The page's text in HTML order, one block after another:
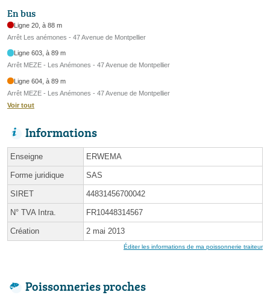
En bus
Ligne 20, à 88 m
Arrêt Les anémones - 47 Avenue de Montpellier
Ligne 603, à 89 m
Arrêt MEZE - Les Anémones - 47 Avenue de Montpellier
Ligne 604, à 89 m
Arrêt MEZE - Les Anémones - 47 Avenue de Montpellier
Voir tout
Informations
Enseigne ERWEMA
Forme juridique SAS
SIRET 44831456700042
N° TVA Intra. FR10448314567
Création 2 mai 2013
Éditer les informations de ma poissonnerie traiteur
Poissonneries proches